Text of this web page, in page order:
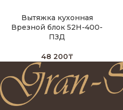
Вытяжка кухонная
Врезной блок 52Н-400-
ПЗД
48 200₸